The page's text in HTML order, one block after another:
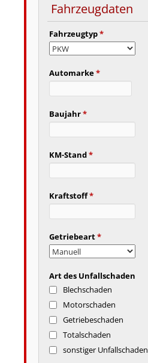
Fahrzeugdaten
Fahrzeugtyp*
Automarke*
Baujahr*
KM-Stand*
Kraftstoff*
Getriebeart*
Art des Unfallschaden
Blechschaden
Motorschaden
Getriebeschaden
Totalschaden
sonstiger Unfallschaden